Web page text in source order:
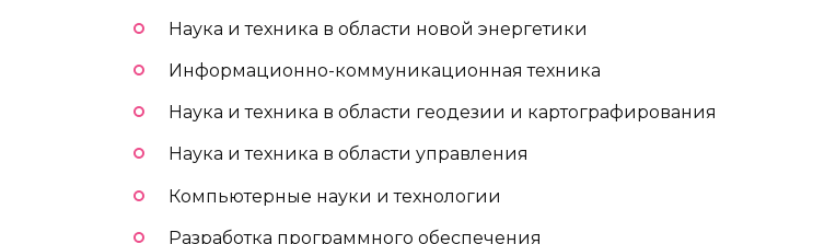
Наука и техника в области новой энергетики
Информационно-коммуникационная техника
Наука и техника в области геодезии и картографирования
Наука и техника в области управления
Компьютерные науки и технологии
Разработка программного обеспечения